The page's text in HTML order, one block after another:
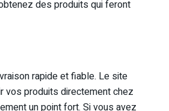
des produits qui feront
rapide et fiable. Le site
vos produits directement chez
un point fort. Si vous avez